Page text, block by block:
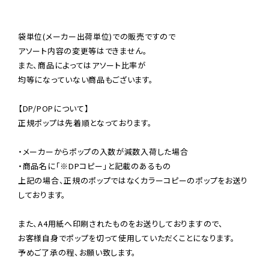
袋単位(メーカー出荷単位)での販売ですので
アソート内容の変更等はできません。
また、商品によってはアソート比率が
均等になっていない商品もございます。
【DP/POPについて】
正規ポップは先着順となっております。
・メーカーからポップの入数が減数入荷した場合
・商品名に「※DPコピー」と記載のあるもの
上記の場合、正規のポップではなくカラーコピーのポップをお送り
しております。
また、A4用紙へ印刷されたものをお送りしておりますので、
お客様自身でポップを切って使用していただくことになります。
予めご了承の程、お願い致します。